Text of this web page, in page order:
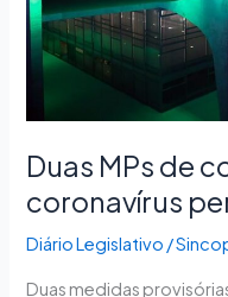
Duas MPs de
coronavírus
Diário Legislativo /
Duas medidas
a
validade